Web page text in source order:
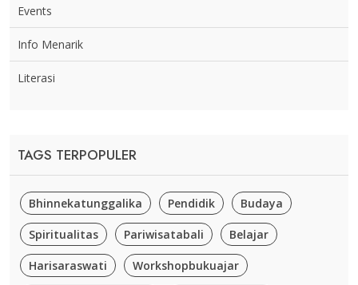
Events
Info Menarik
Literasi
TAGS TERPOPULER
Bhinnekatunggalika Pendidik Budaya
Spiritualitas Pariwisatabali Belajar
Harisaraswati Workshopbukuajar